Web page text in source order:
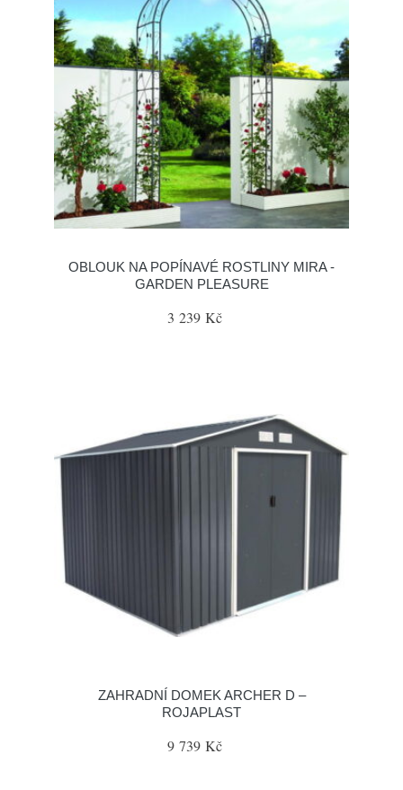
OBLOUK NA POPÍNAVÉ ROSTLINY MIRA -
GARDEN PLEASURE
3 239 Kč
ZAHRADNÍ DOMEK ARCHER D –
ROJAPLAST
9 739 Kč